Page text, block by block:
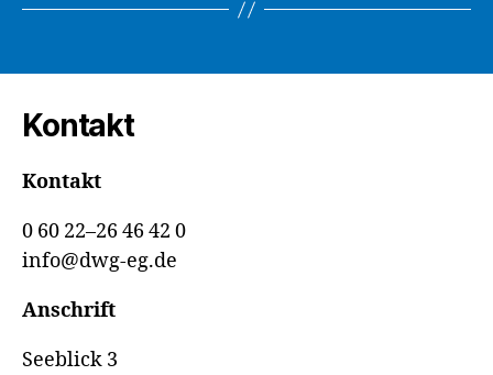
Kontakt
Kontakt
0 60 22–26 46 42 0
info@dwg-eg.de
Anschrift
Seeblick 3